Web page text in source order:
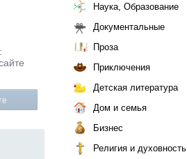
Наука, Образование
Документальные
Проза
Приключения
Детская литература
Дом и семья
Бизнес
Религия и духовность